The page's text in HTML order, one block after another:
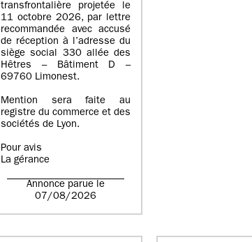
transfrontalière projetée le
11 octobre 2026, par lettre
recommandée avec accusé
de réception à l’adresse du
siège social 330 allée des
Hêtres – Bâtiment D –
69760 Limonest.
Mention sera faite au
registre du commerce et des
sociétés de Lyon.
Pour avis
La gérance
Annonce parue le
07/08/2026